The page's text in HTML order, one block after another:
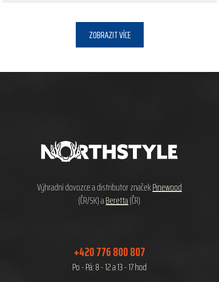
ZOBRAZIT VÍCE
Výhradní dovozce a distributor značekPinewood
(ČR/SK) aBeretta(ČR)
+420 776 800 807
Po - Pá: 8 - 12 a 13 - 17 hod